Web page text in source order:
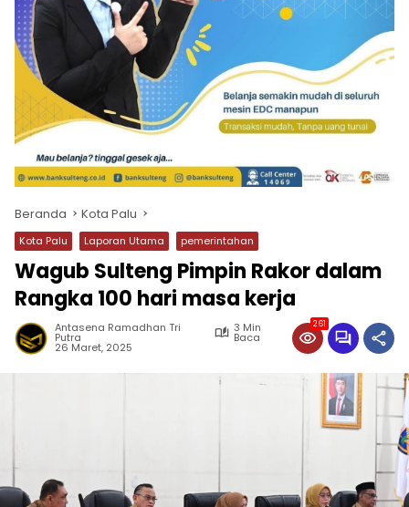
Beranda Kota Palu
Kota Palu Laporan Utama pemerintahan
Wagub Sulteng Pimpin Rakor dalam
Rangka 100 hari masa kerja
Antasena Ramadhan Tri
Putra
3 Min
Baca
26 Maret, 2025
261